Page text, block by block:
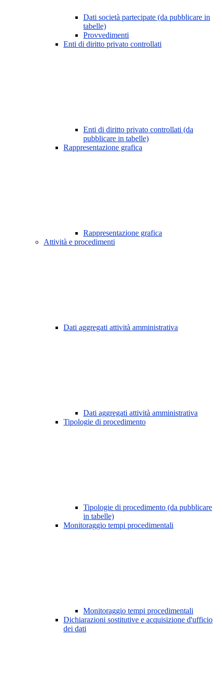
Dati società partecipate (da pubblicare in
tabelle)
Provvedimenti
Enti di diritto privato controllati
Enti di diritto privato controllati (da
pubblicare in tabelle)
Rappresentazione grafica
Rappresentazione grafica
Attività e procedimenti
Dati aggregati attività amministrativa
Dati aggregati attività amministrativa
Tipologie di procedimento
Tipologie di procedimento (da pubblicare
in tabelle)
Monitoraggio tempi procedimentali
Monitoraggio tempi procedimentali
Dichiarazioni sostitutive e acquisizione d'ufficio
dei dati